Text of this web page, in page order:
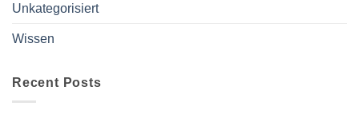
Unkategorisiert
Wissen
Recent Posts